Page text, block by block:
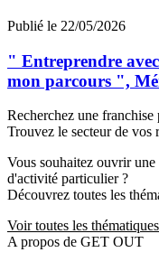
Publié le 22/05/2026
" Entreprendre
mon parcours ",
Recherchez une franchise
Trouvez le secteur de vos
Vous souhaitez ouvrir une
d'activité particulier ?
Découvrez toutes les
Voir toutes les thématiques
A propos de GET OUT